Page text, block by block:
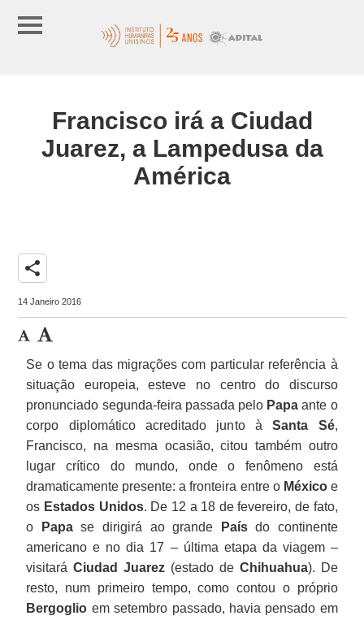
Francisco irá a Ciudad
Juarez, a Lampedusa da
América
share
14 Janeiro 2016
Se o tema das migrações com particular referência à
situação europeia, esteve no centro do discurso
pronunciado segunda-feira passada pelo Papa ante o
corpo diplomático acreditado junto àSanta Sé,
Francisco, na mesma ocasião, citou também outro
lugar crítico do mundo, onde o fenômeno está
dramaticamente presente: a fronteira entre o Méxicoe
os Estados Unidos. De 12 a 18 de fevereiro, de fato,
o
Papase dirigirá ao grande Paísdo continente
americano e no dia 17 – última etapa da viagem –
visitaráCiudad Juarez (estado de Chihuahua). De
resto, num primeiro tempo, como contou o próprio
Bergoglio em setembro passado, havia pensado em